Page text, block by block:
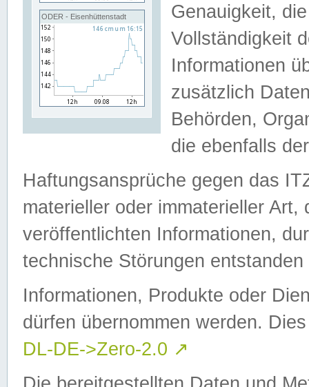
ODER - Eisenhüttenstadt
Genauigkeit,
Vollständigkeit
Informationen
zusätzlich
Behörden,
die ebenfalls
Haftungsansprüche gegen das
materieller oder immaterieller
veröffentlichten Informationen,
technische Störungen
Informationen, Produkte oder
dürfen übernommen werden.
DL-DE->Zero-2.0 ↗